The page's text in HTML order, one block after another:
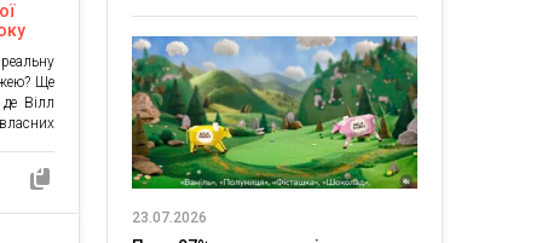
Ще
Вілл
23.07.2026